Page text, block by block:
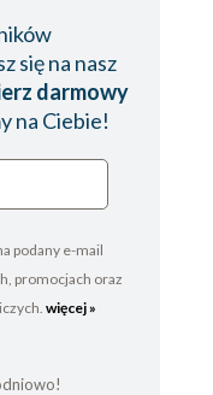
się na nasz
darmowy
na Ciebie!
podany e-mail
promocjach oraz
więcej »